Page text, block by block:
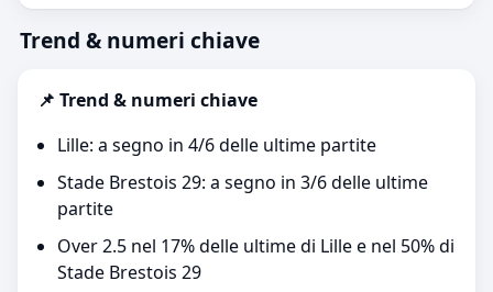
Trend & numeri chiave
📌 Trend & numeri chiave
Lille: a segno in 4/6 delle ultime partite
Stade Brestois 29: a segno in 3/6 delle ultime
partite
Over 2.5 nel 17% delle ultime di Lille e nel 50% di
Stade Brestois 29